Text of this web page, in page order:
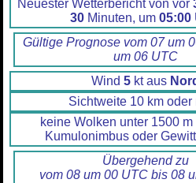
Neuester Wetterbericht von vor
30 Minuten, um 05:00
Gültige Prognose vom 07 um
um 06 UTC
Wind 5 kt aus
Sichtweite 10 km oder
keine Wolken unter 1500
Kumulonimbus oder
Übergehend zu
vom 08 um 00 UTC bis 08